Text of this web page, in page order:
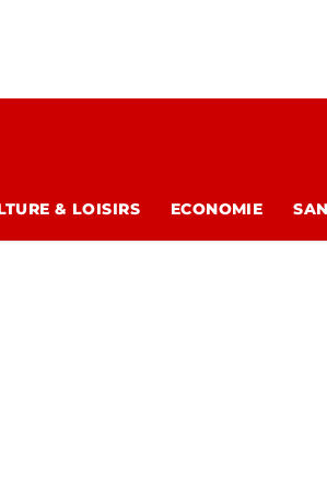
& LOISIRS ECONOMIE